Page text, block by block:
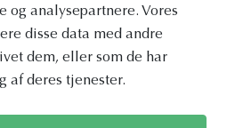
og analysepartnere. Vores
disse data med andre
dem, eller som de har
af deres tjenester.
er en del af